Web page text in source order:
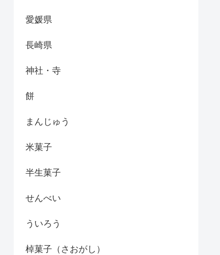
愛媛県
長崎県
神社・寺
餅
まんじゅう
米菓子
半生菓子
せんべい
ういろう
棹菓子（さおがし）